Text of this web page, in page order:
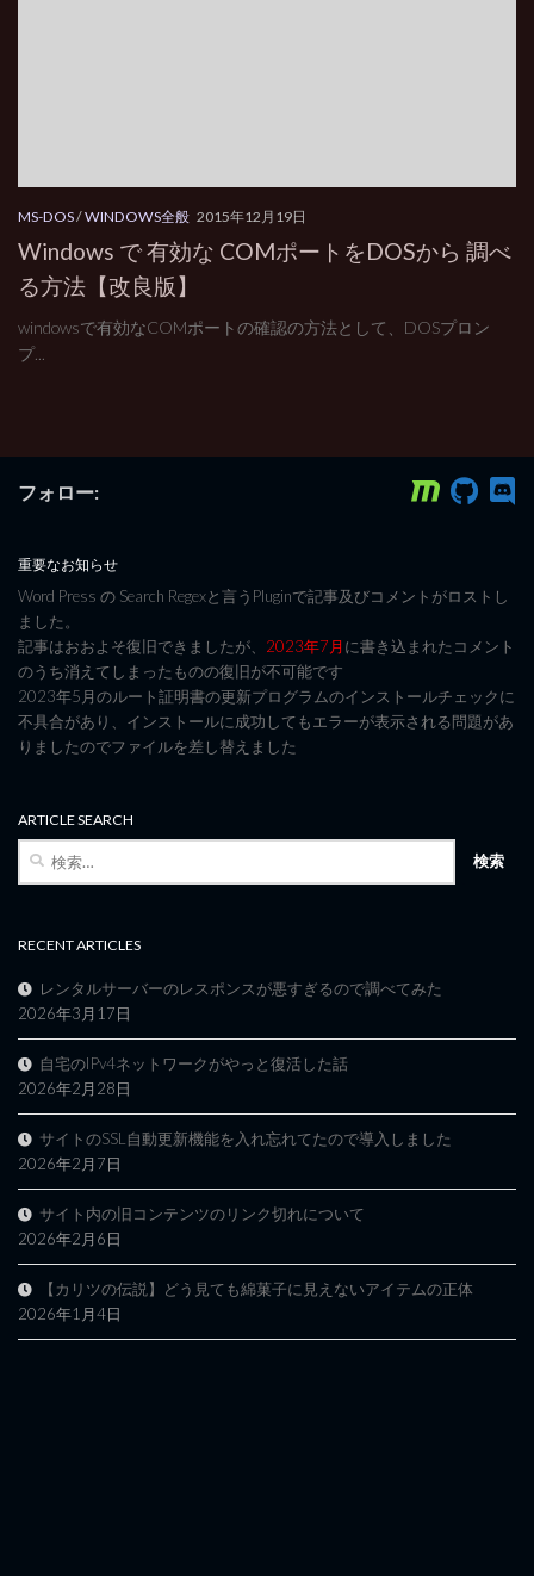
MS-DOS/WINDOWS全般 2015年12月19日
Windows で 有効な COMポートをDOSから 調べ
る方法【改良版】
windowsで有効なCOMポートの確認の方法として、DOSプロン
プ...
フォロー:
重要なお知らせ
Word Press の Search Regexと言うPluginで記事及びコメントがロストし
ました。
記事はおおよそ復旧できましたが、 2023年7月に書き込まれたコメント
のうち消えてしまったものの復旧が不可能です
2023年5月のルート証明書の更新プログラムのインストールチェックに
不具合があり、インストールに成功してもエラーが表示される問題があ
りましたのでファイルを差し替えました
ARTICLE SEARCH
RECENT ARTICLES
レンタルサーバーのレスポンスが悪すぎるので調べてみた
2026年3月17日
自宅のIPv4ネットワークがやっと復活した話
2026年2月28日
サイトのSSL自動更新機能を入れ忘れてたので導入しました
2026年2月7日
サイト内の旧コンテンツのリンク切れについて
2026年2月6日
【カリツの伝説】どう見ても綿菓子に見えないアイテムの正体
2026年1月4日